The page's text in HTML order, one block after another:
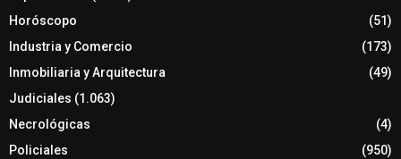
Horóscopo
(51)
Industria y Comercio
(173)
Inmobiliaria y Arquitectura
(49)
Judiciales (1.063)
Necrológicas
(4)
Policiales
(950)